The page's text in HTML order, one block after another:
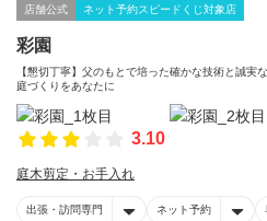
店舗公式 ネット予約スピードくじ対象店
彩園
【懇切丁寧】父のもとで培った確かな技術と誠実
庭づくりをあなたに
3.10
庭木剪定・お手入れ
出張・訪問専門 ネット予約